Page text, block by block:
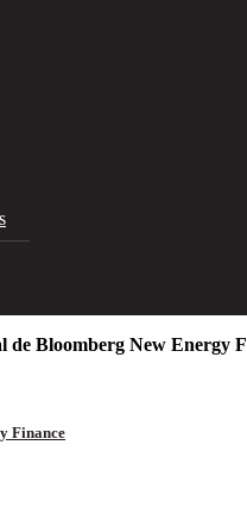
de Bloomberg New Energy
Finance